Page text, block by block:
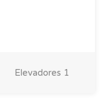
Elevadores 1